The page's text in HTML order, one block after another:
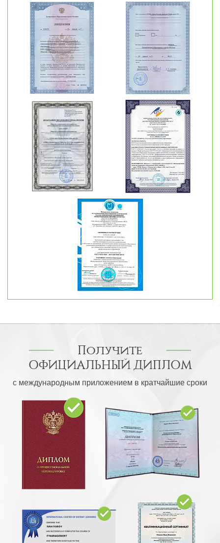
Получите
ОФИЦИАЛЬНЫЙ ДИПЛОМ
с международным приложением в кратчайшие сроки